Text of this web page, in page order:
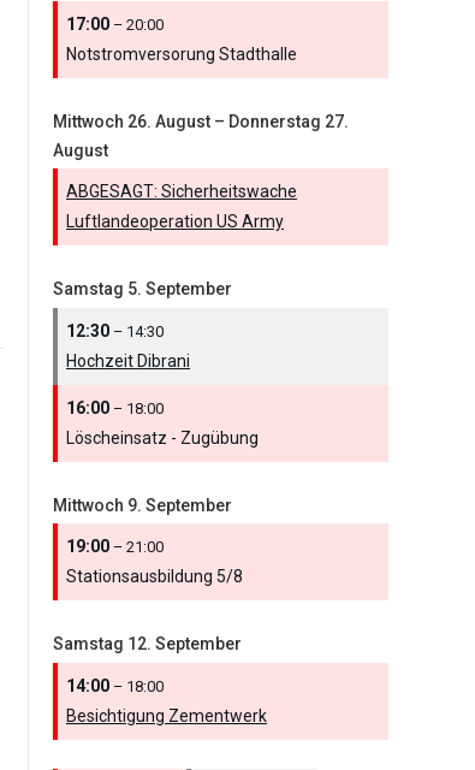
17:00 – 20:00
Notstromversorung Stadthalle
Mittwoch 26. August – Donnerstag 27.
August
ABGESAGT: Sicherheitswache
Luftlandeoperation US Army
Samstag 5. September
12:30 – 14:30
Hochzeit Dibrani
16:00 – 18:00
Löscheinsatz - Zugübung
Mittwoch 9. September
19:00 – 21:00
Stationsausbildung 5/8
Samstag 12. September
14:00 – 18:00
Besichtigung Zementwerk